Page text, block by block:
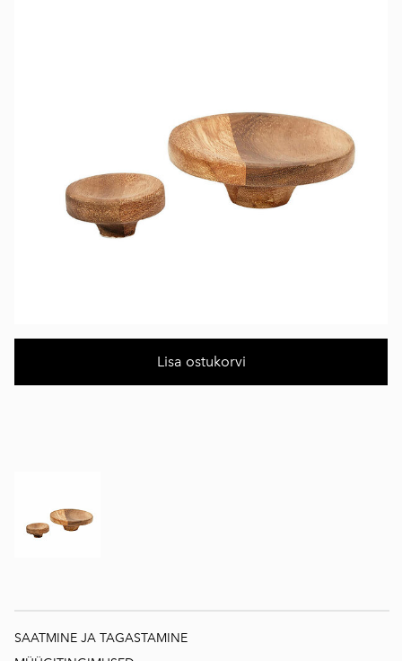
Lisa ostukorvi
SAATMINE JA TAGASTAMINE